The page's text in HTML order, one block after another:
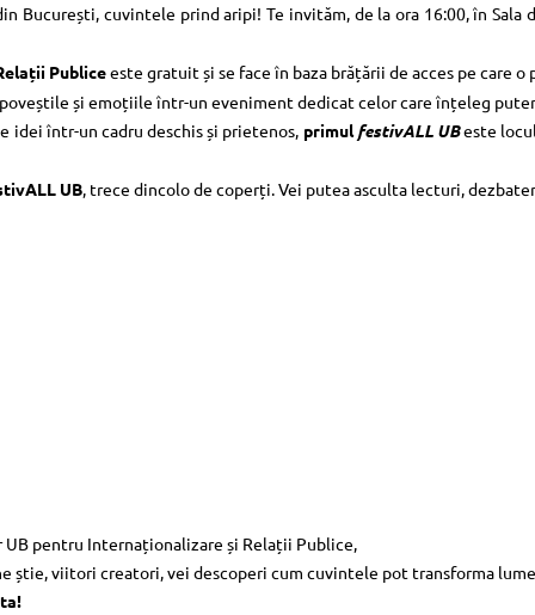
București, cuvintele prind aripi! Te invităm, de la ora 16:00, în Sala
Publiceeste gratuit și se face în baza brățării de acces pe care
și emoțiile într-un eveniment dedicat celor care înțeleg
idei într-un cadru deschis și prietenos, primul festivALL UBeste
UB , trece dincolo de coperți. Vei putea asculta lecturi,
pentru Internaționalizare și Relații Publice,
viitori creatori, vei descoperi cum cuvintele pot transforma